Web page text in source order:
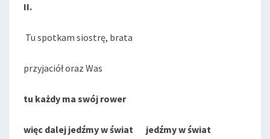
II.
Tu spotkam siostrę, brata
przyjaciół oraz Was
tu każdy ma swój rower
więc dalej jedźmy w świat jedźmy w świat